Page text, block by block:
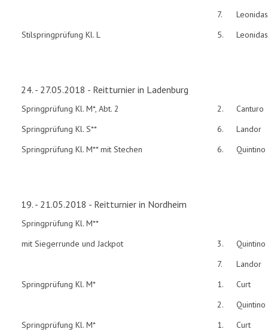
7.
Leonidas
Stilspringprüfung Kl. L
5. Leonidas
24. - 27.05.2018 - Reitturnier in Ladenburg
Springprüfung Kl. M*, Abt. 2 2.
Canturo
Springprüfung Kl. S**
6.
Landor
Springprüfung Kl. M** mit Stechen
6. Quintino
19. - 21.05.2018 - Reitturnier in Nordheim
Springprüfung Kl. M**
mit Siegerrunde und Jackpot
3.
Quintino
7.
Landor
Springprüfung Kl. M*
1.
Curt
2.
Quintino
Springprüfung Kl. M*
1.
Curt